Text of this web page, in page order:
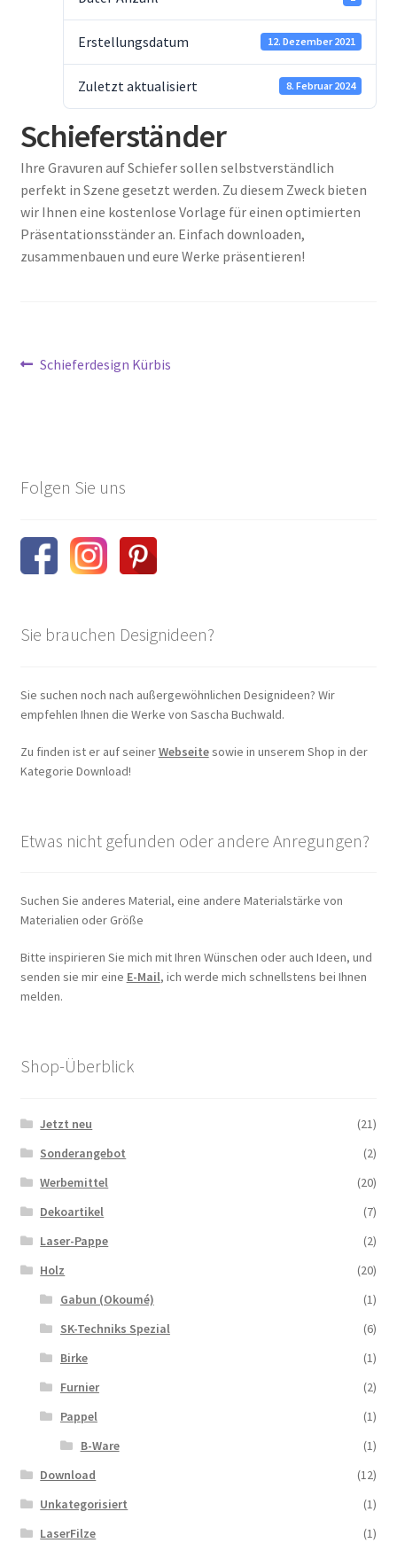
Mein Konto
Mitglieder
Schieferzuschnittservice
SK-Backstage
Widerrufsformular & Widerrufsbelehrung
Erstellungsdatum 12. Dezember 2021
Zuletzt aktualisiert 8. Februar 2024
Schieferständer
Ihre Gravuren auf Schiefer sollen selbstverständlich
perfekt in Szene gesetzt werden. Zu diesem Zweck bieten
wir Ihnen eine kostenlose Vorlage für einen optimierten
Präsentationsständer an. Einfach downloaden,
zusammenbauen und eure Werke präsentieren!
Beitragsnavigation
Vorheriger
Schieferdesign Kürbis
Folgen Sie uns
Sie brauchen Designideen?
Sie suchen noch nach außergewöhnlichen Designideen? Wir
empfehlen Ihnen die Werke von Sascha Buchwald.
Zu finden ist er auf seinerWebseitesowie in unserem Shop in der
Kategorie Download!
Etwas nicht gefunden oder andere Anregungen?
Suchen Sie anderes Material, eine andere Materialstärke von
Materialien oder Größe
Bitte inspirieren Sie mich mit Ihren Wünschen oder auch Ideen, und
senden sie mir eine E-Mail, ich werde mich schnellstens bei Ihnen
melden.
Shop-Überblick
Jetzt neu
(21)
Sonderangebot
(2)
Werbemittel
(20)
Dekoartikel
(7)
Laser-Pappe
(2)
Holz
(20)
Gabun (Okoumé)
(1)
SK-Techniks Spezial
(6)
Birke
(1)
Furnier
(2)
Pappel
(1)
B-Ware
(1)
Download
(12)
Unkategorisiert
(1)
LaserFilze
(1)